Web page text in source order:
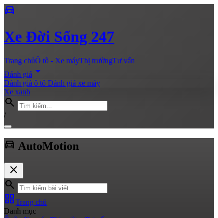
directions_car
Xe Đời Sống 247
Trang chủÔ tô - Xe máyThị trườngTư vấn
Đánh giá arrow_drop_down
Đánh giá ô tô Đánh giá xe máy
Xe xanh
search
/
directions_car AutoMotion
close
search
grid_viewTrang chủ
Danh mục